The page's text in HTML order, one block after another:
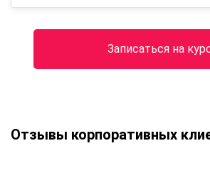
Записаться на
Отзывы корпоративных